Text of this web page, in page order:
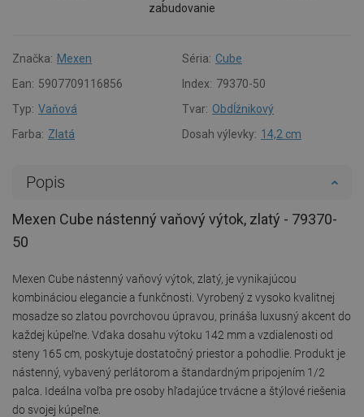
zabudovanie
Značka: Mexen Séria: Cube
Ean: 5907709116856 Index: 79370-50
Typ: Vaňová Tvar: Obdĺžnikový
Farba: Zlatá Dosah výlevky: 14,2 cm
Popis
Mexen Cube nástenný vaňový výtok, zlatý - 79370-
50
Mexen Cube nástenný vaňový výtok, zlatý, je vynikajúcou
kombináciou elegancie a funkčnosti. Vyrobený z vysoko kvalitnej
mosadze so zlatou povrchovou úpravou, prináša luxusný akcent do
každej kúpeľne. Vďaka dosahu výtoku 142 mm a vzdialenosti od
steny 165 cm, poskytuje dostatočný priestor a pohodlie. Produkt je
nástenný, vybavený perlátorom a štandardným pripojením 1/2
palca. Ideálna voľba pre osoby hľadajúce trvácne a štýlové riešenia
do svojej kúpeľne.